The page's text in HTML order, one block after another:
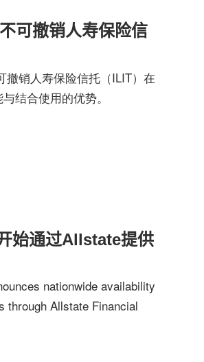
可撤销人寿保险信
撤销人寿保险信托（ILIT）在
结合使用的优势。
始通过Allstate提供
nationwide availability
through Allstate Financial